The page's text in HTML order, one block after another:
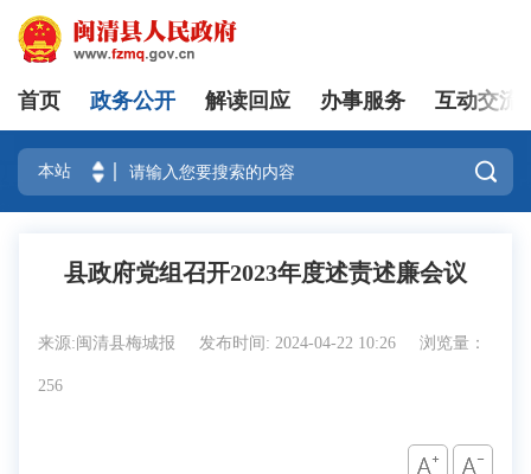
登录
首页 政务公开 解读回应 办事服务 互动交流

县政府党组召开2023年度述责述廉会议
来源:闽清县梅城报 发布时间: 2024-04-22 10:26 浏览量：
256